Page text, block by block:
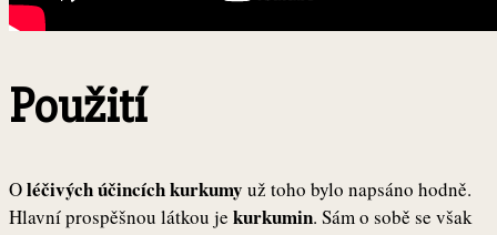
Použití
Oléčivých účincích kurkumy už toho bylo napsáno hodně.
Hlavní prospěšnou látkou je kurkumin. Sám o sobě se však